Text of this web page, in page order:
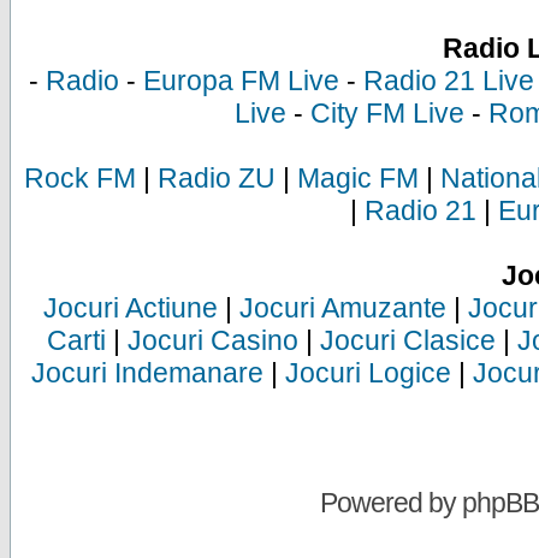
Radio
- Radio - Europa FM Live - Radio 21 Live
Live - City FM Live -
Rock FM | Radio ZU | Magic FM |
| Radio 21 |
Jocuri Actiune | Jocuri Amuzante |
Carti | Jocuri Casino | Jocuri Clasice |
Jocuri Indemanare | Jocuri Logice |
Powered byphpBB